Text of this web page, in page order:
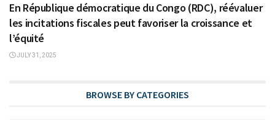
En République démocratique du Congo (RDC), réévaluer
les incitations fiscales peut favoriser la croissance et
l’équité
JULY 31, 2025
BROWSE BY CATEGORIES